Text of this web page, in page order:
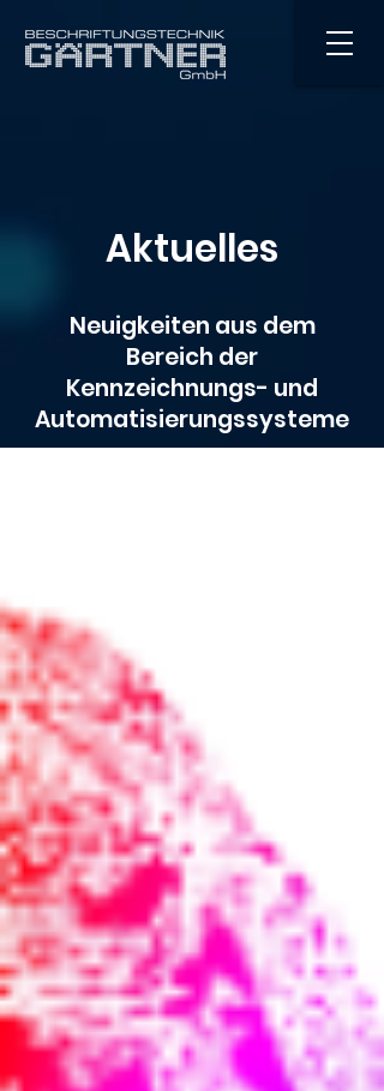
Aktuelles
Neuigkeiten aus dem
Bereich der
Kennzeichnungs- und
Automatisierungssysteme